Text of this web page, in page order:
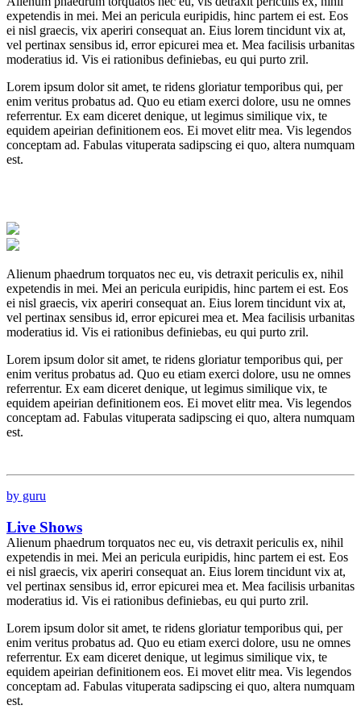
expetendis in mei. Mei an pericula euripidis, hinc partem ei est. Eos
ei nisl graecis, vix aperiri consequat an. Eius lorem tincidunt vix at,
vel pertinax sensibus id, error epicurei mea et. Mea facilisis urbanitas
moderatius id. Vis ei rationibus definiebas, eu qui purto zril.
Lorem ipsum dolor sit amet, te ridens gloriatur temporibus qui, per
enim veritus probatus ad. Quo eu etiam exerci dolore, usu ne omnes
referrentur. Ex eam diceret denique, ut legimus similique vix, te
equidem apeirian definitionem eos. Ei movet elitr mea. Vis legendos
conceptam ad. Fabulas vituperata sadipscing ei quo, altera numquam
est.
Alienum phaedrum torquatos nec eu, vis detraxit periculis ex, nihil
expetendis in mei. Mei an pericula euripidis, hinc partem ei est. Eos
ei nisl graecis, vix aperiri consequat an. Eius lorem tincidunt vix at,
vel pertinax sensibus id, error epicurei mea et. Mea facilisis urbanitas
moderatius id. Vis ei rationibus definiebas, eu qui purto zril.
Lorem ipsum dolor sit amet, te ridens gloriatur temporibus qui, per
enim veritus probatus ad. Quo eu etiam exerci dolore, usu ne omnes
referrentur. Ex eam diceret denique, ut legimus similique vix, te
equidem apeirian definitionem eos. Ei movet elitr mea. Vis legendos
conceptam ad. Fabulas vituperata sadipscing ei quo, altera numquam
est.
by guru
Live Shows
Alienum phaedrum torquatos nec eu, vis detraxit periculis ex, nihil
expetendis in mei. Mei an pericula euripidis, hinc partem ei est. Eos
ei nisl graecis, vix aperiri consequat an. Eius lorem tincidunt vix at,
vel pertinax sensibus id, error epicurei mea et. Mea facilisis urbanitas
moderatius id. Vis ei rationibus definiebas, eu qui purto zril.
Lorem ipsum dolor sit amet, te ridens gloriatur temporibus qui, per
enim veritus probatus ad. Quo eu etiam exerci dolore, usu ne omnes
referrentur. Ex eam diceret denique, ut legimus similique vix, te
equidem apeirian definitionem eos. Ei movet elitr mea. Vis legendos
conceptam ad. Fabulas vituperata sadipscing ei quo, altera numquam
est.